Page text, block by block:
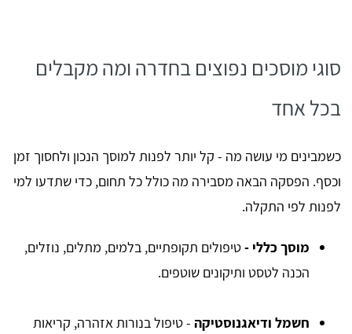
סוגי מוסכים נפוצים בחדרה ומה מקבלים
בכל אחד
כשמבינים מי עושה מה - קל יותר לפנות למוסך הנכון ולחסוך זמן
וכסף. הפסקה הבאה מסבירה מה כולל כל תחום, כדי שתדעו למי
לפנות לפי התקלה.
מוסך כללי -טיפולים תקופתיים, בלמים, מתלים, נוזלים,
הכנה לטסט ותיקונים שוטפים.
חשמל ודיאגנוסטיקה - טיפול בנורות אזהרה, קריאות